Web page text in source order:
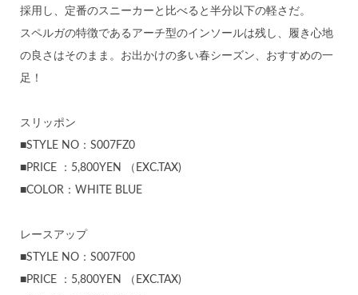
採用し、定番のスニーカーと比べると半分以下の軽さだ。
スペルガの特徴であるアーチ型のインソールは残し、履き心地
の良さはそのまま。お出かけの多い春シーズン、おすすめの一
足！
スリッポン
■STYLE NO：S007FZ0
■PRICE ：5,800YEN （EXC.TAX)
■COLOR：WHITE BLUE
レースアップ
■STYLE NO：S007F00
■PRICE ：5,800YEN （EXC.TAX)